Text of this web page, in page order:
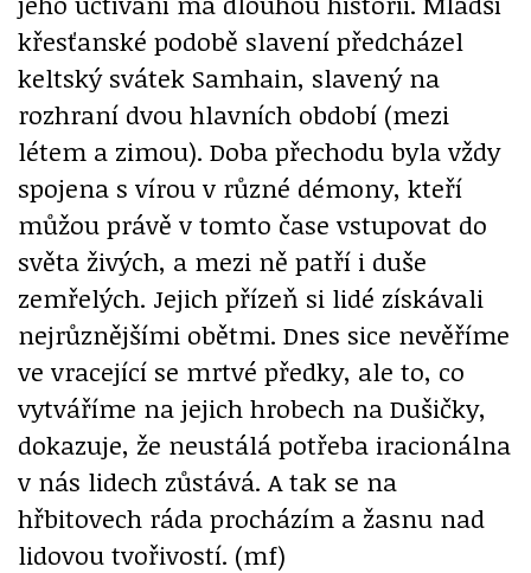
křesťanské podobě slavení předcházel
keltský svátek Samhain, slavený na
rozhraní dvou hlavních období (mezi
létem a zimou). Doba přechodu byla vždy
spojena s vírou v různé démony, kteří
můžou právě v tomto čase vstupovat do
světa živých, a mezi ně patří i duše
zemřelých. Jejich přízeň si lidé získávali
nejrůznějšími obětmi. Dnes sice nevěříme
ve vracející se mrtvé předky, ale to, co
vytváříme na jejich hrobech na Dušičky,
dokazuje, že neustálá potřeba iracionálna
v nás lidech zůstává. A tak se na
hřbitovech ráda procházím a žasnu nad
lidovou tvořivostí. (mf)